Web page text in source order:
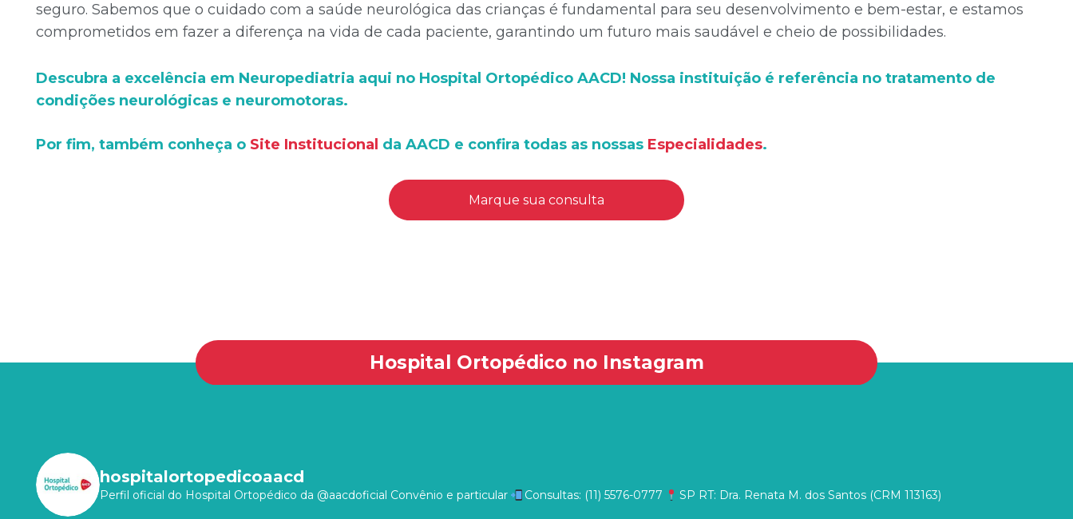
seguro. Sabemos que o cuidado com a saúde neurológica das crianças é fundamental para seu desenvolvimento e bem-estar, e estamos
comprometidos em fazer a diferença na vida de cada paciente, garantindo um futuro mais saudável e cheio de possibilidades.
Descubra a excelência em Neuropediatria aqui no Hospital Ortopédico AACD! Nossa instituição é referência no tratamento de
condições neurológicas e neuromotoras.
Por fim, também conheça o Site Institucional da AACD e confira todas as nossas Especialidades.
Marque sua consulta
Hospital Ortopédico no Instagram
hospitalortopedicoaacd
Perfil oficial do Hospital Ortopédico da @aacdoficial Convênio e particular Consultas: (11) 5576-0777 SP RT: Dra. Renata M. dos Santos (CRM 113163)